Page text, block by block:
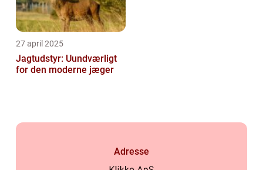
27 april 2025
Jagtudstyr: Uundværligt
for den moderne jæger
Adresse